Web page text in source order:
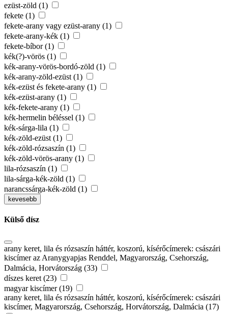
ezüst-zöld (1)
fekete (1)
fekete-arany vagy ezüst-arany (1)
fekete-arany-kék (1)
fekete-bíbor (1)
kék(?)-vörös (1)
kék-arany-vörös-bordó-zöld (1)
kék-arany-zöld-ezüst (1)
kék-ezüst és fekete-arany (1)
kék-ezüst-arany (1)
kék-fekete-arany (1)
kék-hermelin béléssel (1)
kék-sárga-lila (1)
kék-zöld-ezüst (1)
kék-zöld-rózsaszín (1)
kék-zöld-vörös-arany (1)
lila-rózsaszín (1)
lila-sárga-kék-zöld (1)
narancssárga-kék-zöld (1)
kevesebb
Külső dísz
arany keret, lila és rózsaszín háttér, koszorú, kísérőcímerek: császári
kiscímer az Aranygyapjas Renddel, Magyarország, Csehország,
Dalmácia, Horvátország (33)
díszes keret (23)
magyar kiscímer (19)
arany keret, lila és rózsaszín háttér, koszorú, kísérőcímerek: császári
kiscímer, Magyarország, Csehország, Horvátország, Dalmácia (17)